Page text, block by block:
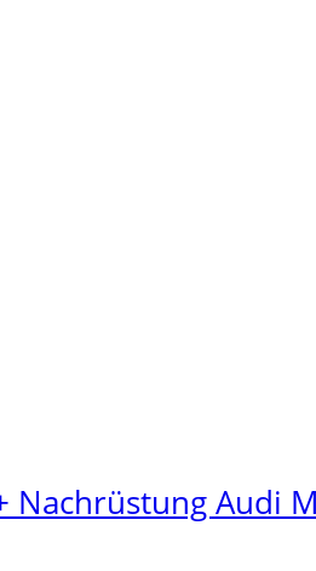
Nachrüstung Audi